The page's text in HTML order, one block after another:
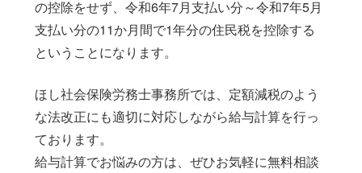
の控除をせず、令和6年7月支払い分～令和7年5月
支払い分の11か月間で1年分の住民税を控除する
ということになります。
ほし社会保険労務士事務所では、定額減税のよう
な法改正にも適切に対応しながら給与計算を行っ
ております。
給与計算でお悩みの方は、ぜひお気軽に無料相談